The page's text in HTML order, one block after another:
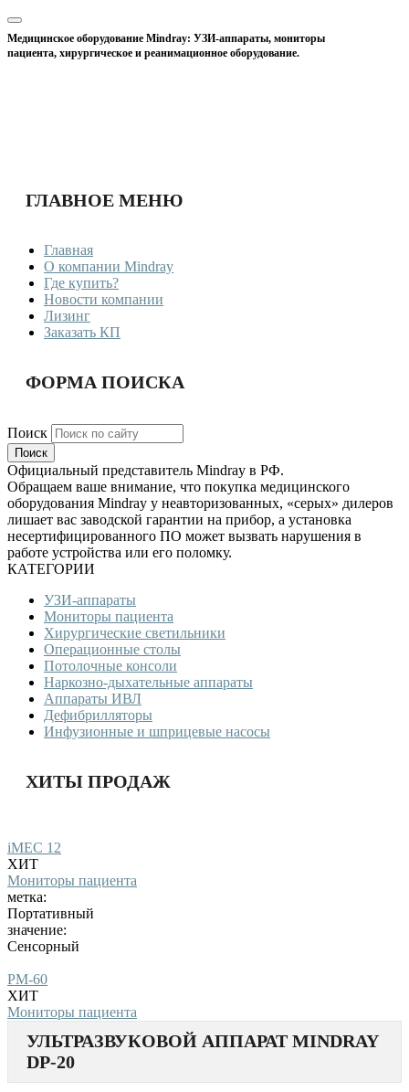
Медицинское оборудование Mindray: УЗИ-аппараты, мониторы
пациента, хирургическое и реанимационное оборудование.
ГЛАВНОЕ МЕНЮ
Главная
О компании Mindray
Где купить?
Новости компании
Лизинг
Заказать КП
ФОРМА ПОИСКА
Поиск
Официальный представитель Mindray в РФ.
Обращаем ваше внимание, что покупка медицинского
оборудования Mindray у неавторизованных, «серых» дилеров
лишает вас заводской гарантии на прибор, а установка
несертифицированного ПО может вызвать нарушения в
работе устройства или его поломку.
КАТЕГОРИИ
УЗИ-аппараты
Мониторы пациента
Хирургические светильники
Операционные столы
Потолочные консоли
Наркозно-дыхательные аппараты
Аппараты ИВЛ
Дефибрилляторы
Инфузионные и шприцевые насосы
ХИТЫ ПРОДАЖ
iMEC 12
ХИТ
Мониторы пациента
метка:
Портативный
значение:
Сенсорный
PM-60
ХИТ
Мониторы пациента
УЛЬТРАЗВУКОВОЙ АППАРАТ MINDRAY
DP-20